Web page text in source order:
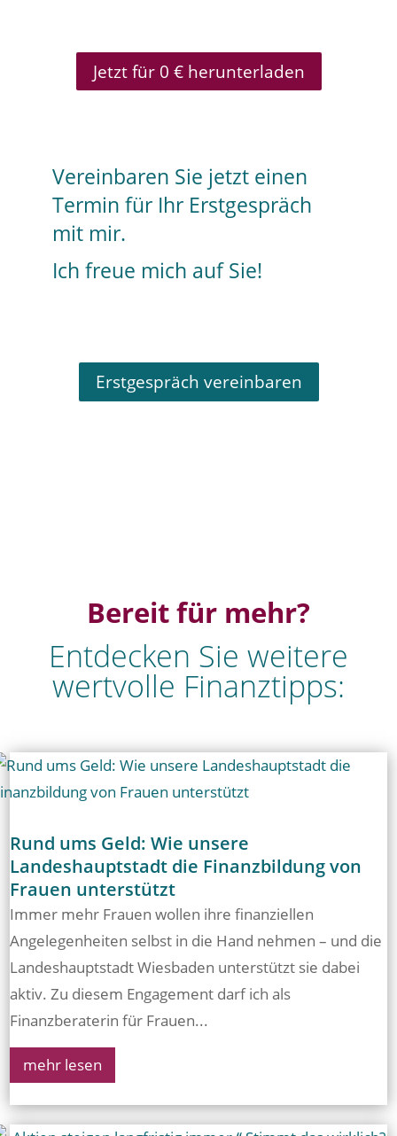
Jetzt für 0 € herunterladen
Vereinbaren Sie jetzt einen
Termin für Ihr Erstgespräch
mit mir.
Ich freue mich auf Sie!
Erstgespräch vereinbaren
Bereit für mehr?
Entdecken Sie weitere
wertvolle Finanztipps:
Rund ums Geld: Wie unsere
Landeshauptstadt die Finanzbildung von
Frauen unterstützt
Immer mehr Frauen wollen ihre finanziellen
Angelegenheiten selbst in die Hand nehmen – und die
Landeshauptstadt Wiesbaden unterstützt sie dabei
aktiv. Zu diesem Engagement darf ich als
Finanzberaterin für Frauen...
mehr lesen